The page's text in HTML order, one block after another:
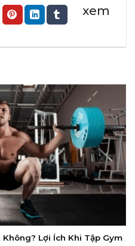
xem
Lợi Ích Khi Tập Gym